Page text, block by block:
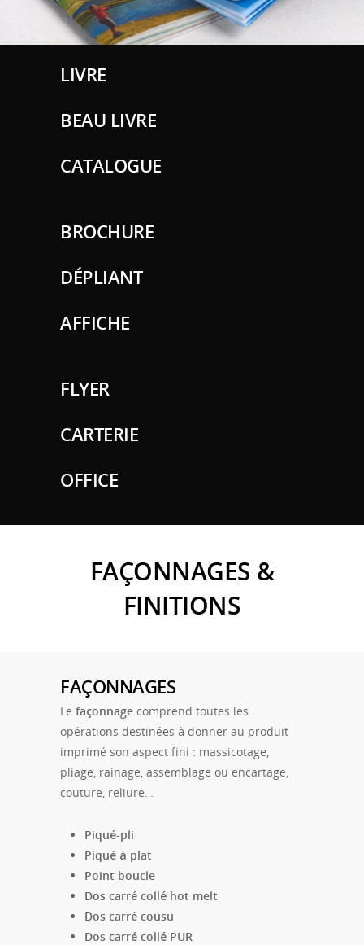
LIVRE
BEAU LIVRE
CATALOGUE
BROCHURE
DÉPLIANT
AFFICHE
FLYER
CARTERIE
OFFICE
FAÇONNAGES &
FINITIONS
FAÇONNAGES
Le façonnage comprend toutes les
opérations destinées à donner au produit
imprimé son aspect fini : massicotage,
pliage, rainage, assemblage ou encartage,
couture, reliure…
Piqué-pli
Piqué à plat
Point boucle
Dos carré collé hot melt
Dos carré cousu
Dos carré collé PUR